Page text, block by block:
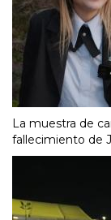
La muestra de
fallecimiento de